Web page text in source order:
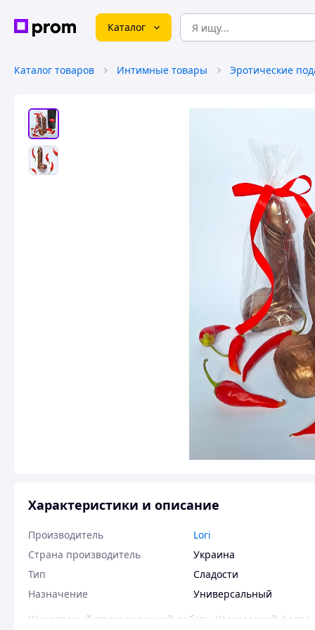
Каталог
Каталог товаров Интимные товары Эротические
Характеристики и описание
Производитель
Lori
Страна производитель
Украина
Тип
Сладости
Назначение
Универсальный
Шоколадный подарок ручной работы Шоколадний фалос.